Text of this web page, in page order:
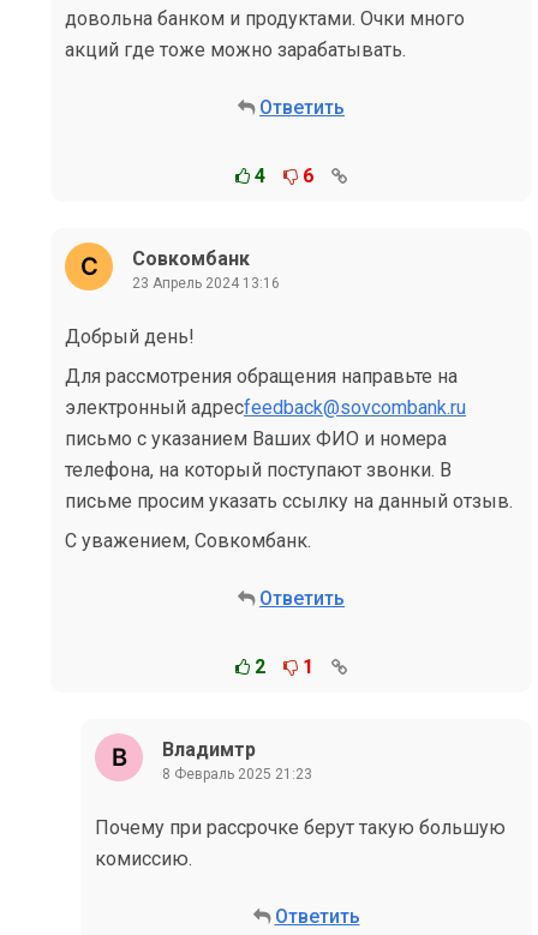
довольна банком и продуктами. Очки много
акций где тоже можно зарабатывать.
Ответить
4 6
Совкомбанк
23 Апрель 2024 13:16
Добрый день!
Для рассмотрения обращения направьте на
электронный адресfeedback@sovcombank.ru
письмо с указанием Ваших ФИО и номера
телефона, на который поступают звонки. В
письме просим указать ссылку на данный отзыв.
С уважением, Совкомбанк.
Ответить
2 1
Владимтр
8 Февраль 2025 21:23
Почему при рассрочке берут такую большую
комиссию.
Ответить